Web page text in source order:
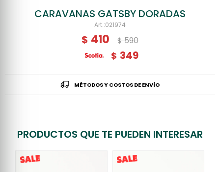
CARAVANAS GATSBY DORADAS
021974
$ 410 $ 590
$ 349
MÉTODOS Y COSTOS DE ENVÍO
PRODUCTOS QUE TE PUEDEN INTERESAR